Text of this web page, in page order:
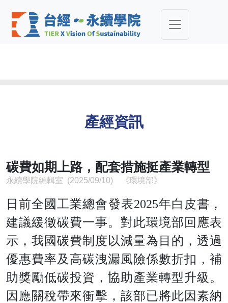
產經資訊
碳費如期上路，配套措施挺產業轉型
永續學院編輯室 (2025/09/10) 《環境部》
日前全國工業總會發表2025年白皮書，
建議緩徵碳費一事。對此環境部回應表
示，我國碳費制度以減量為目的，透過
優惠費率及高碳洩漏風險係數折扣，補
助獎勵低碳投資，協助產業轉型升級。
因應關稅帶來衝擊，該部已將此因素納